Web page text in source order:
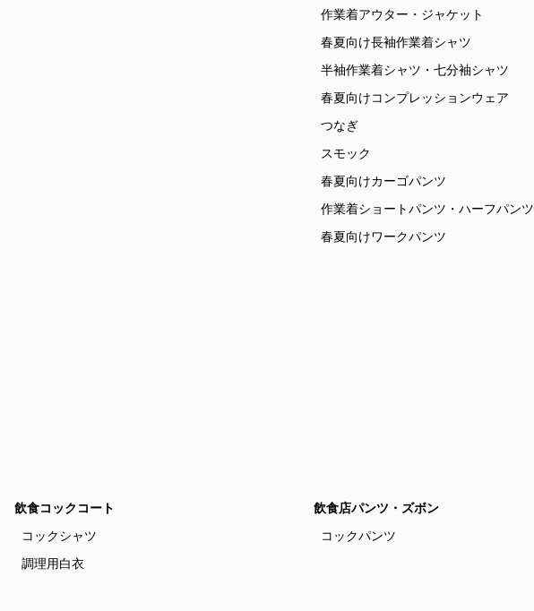
作業着アウター・ジャケット
春夏向け長袖作業着シャツ
半袖作業着シャツ・七分袖シャツ
春夏向けコンプレッションウェア
つなぎ
スモック
春夏向けカーゴパンツ
作業着ショートパンツ・ハーフパンツ
春夏向けワークパンツ
飲食コックコート
コックシャツ
調理用白衣
飲食店パンツ・ズボン
コックパンツ